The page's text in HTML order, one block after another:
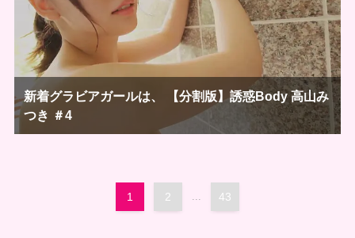
新着グラビアガールは、 【分割版】誘惑Body 高山み
つき ＃4
1 2 43